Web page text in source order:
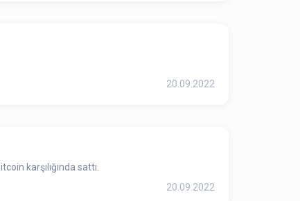
20.09.2022
karşılığında sattı.
20.09.2022